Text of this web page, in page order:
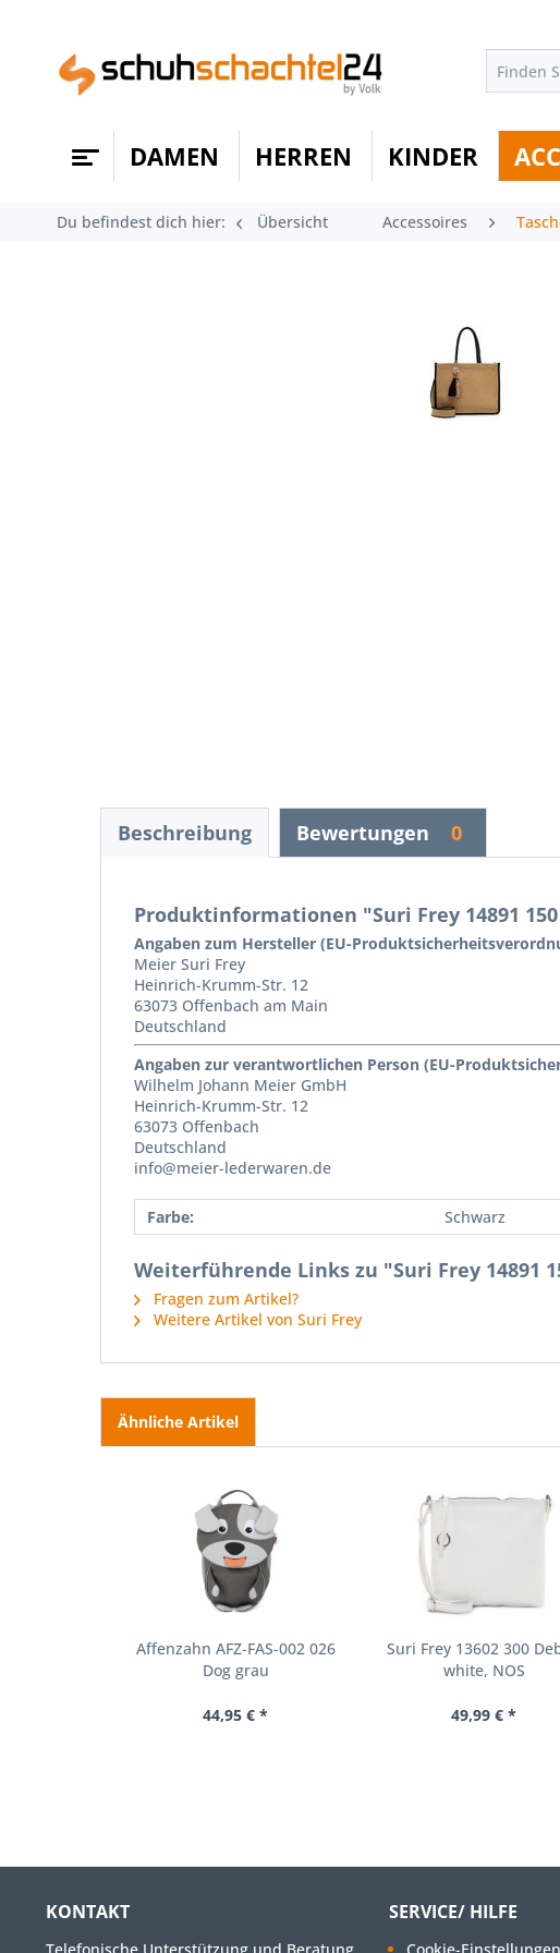
DAMEN HERREN KINDER
Du befindest dich hier: Übersicht Accessoires
Beschreibung Bewertungen 0
Produktinformationen "Suri Frey 14891
Angaben zum Hersteller (EU-
Meier Suri Frey
Heinrich-Krumm-Str. 12
63073 Offenbach am Main
Deutschland
Angaben zur verantwortlichen Person (EU-
Wilhelm Johann Meier GmbH
Heinrich-Krumm-Str. 12
63073 Offenbach
Deutschland
info@meier-lederwaren.de
Farbe: Schwarz
Weiterführende Links zu "Suri Frey 14891
Fragen zum Artikel?
Weitere Artikel von Suri Frey
Ähnliche Artikel
Affenzahn AFZ-FAS-002 026
Dog grau
44,95 € *
Suri Frey 13602 300
white, NOS
49,99 € *
KONTAKT SERVICE/ HILFE